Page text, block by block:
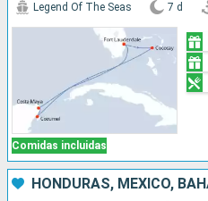
Comidas incluidas
Legend Of The Seas 7 d